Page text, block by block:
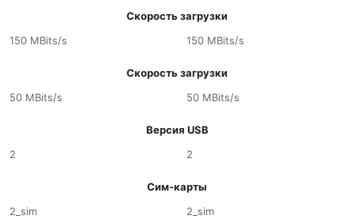
Скорость загрузки
150 MBits/s
150 MBits/s
Скорость загрузки
50 MBits/s
50 MBits/s
Версия USB
2
2
Сим-карты
2_sim
2_sim